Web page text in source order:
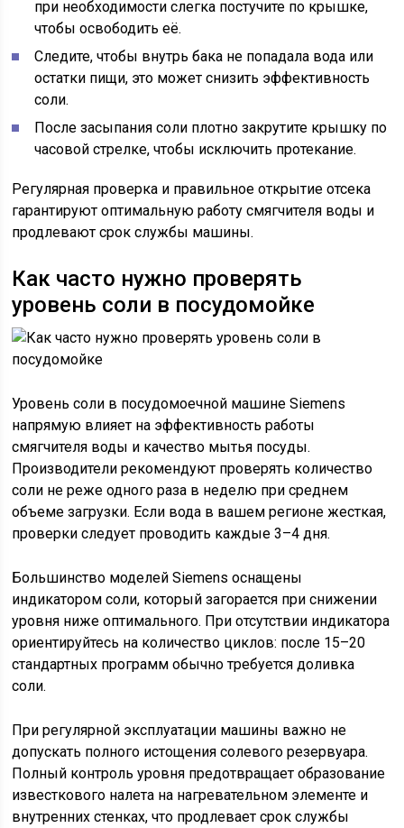
при необходимости слегка постучите по крышке,
чтобы освободить её.
Следите, чтобы внутрь бака не попадала вода или
остатки пищи, это может снизить эффективность
соли.
После засыпания соли плотно закрутите крышку по
часовой стрелке, чтобы исключить протекание.
Регулярная проверка и правильное открытие отсека
гарантируют оптимальную работу смягчителя воды и
продлевают срок службы машины.
Как часто нужно проверять
уровень соли в посудомойке
Уровень соли в посудомоечной машине Siemens
напрямую влияет на эффективность работы
смягчителя воды и качество мытья посуды.
Производители рекомендуют проверять количество
соли не реже одного раза в неделю при среднем
объеме загрузки. Если вода в вашем регионе жесткая,
проверки следует проводить каждые 3–4 дня.
Большинство моделей Siemens оснащены
индикатором соли, который загорается при снижении
уровня ниже оптимального. При отсутствии индикатора
ориентируйтесь на количество циклов: после 15–20
стандартных программ обычно требуется доливка
соли.
При регулярной эксплуатации машины важно не
допускать полного истощения солевого резервуара.
Полный контроль уровня предотвращает образование
известкового налета на нагревательном элементе и
внутренних стенках, что продлевает срок службы